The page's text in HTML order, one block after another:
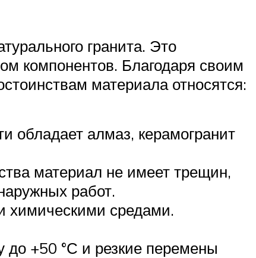
гранита. Это
компонентов. Благодаря своим
материала относятся:
обладает алмаз, керамогранит
материал не имеет трещин,
работ.
химическими средами.
до +50 °С и резкие перемены